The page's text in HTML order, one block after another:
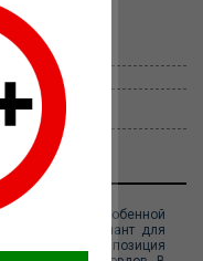
особенной
вариант для
Композиция